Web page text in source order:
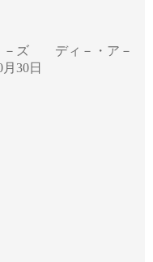
－ズ ディ－・ア－
30日